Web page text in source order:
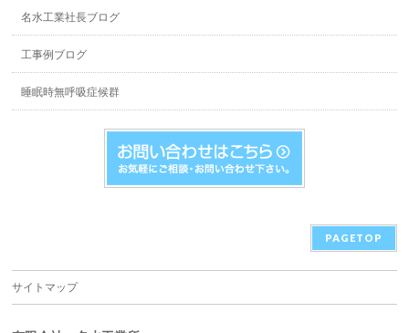
名水工業社長ブログ
工事例ブログ
睡眠時無呼吸症候群
PAGETOP
サイトマップ